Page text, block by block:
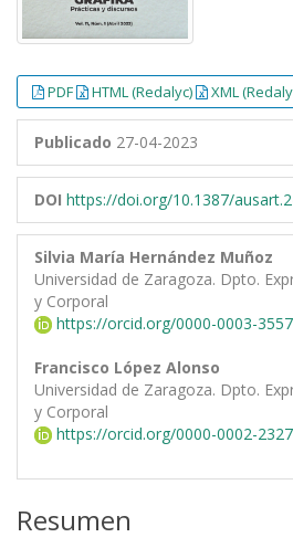
PDF HTML (Redalyc) XML
Publicado 27-04-2023
DOI https://doi.org/10.1387/
Silvia María Hernández Muñoz
Universidad de Zaragoza. Dpto.
y Corporal
https://orcid.org/0000-0003-
Francisco López Alonso
Universidad de Zaragoza. Dpto.
y Corporal
https://orcid.org/0000-0002-
Resumen